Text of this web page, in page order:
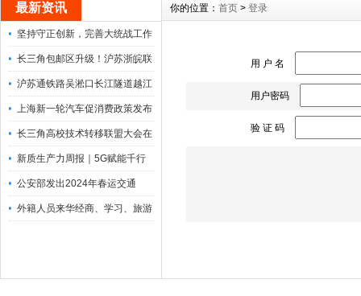
最新资讯
坚持守正创新，完善大统战工作
长三角包邮区升级！沪苏浙皖联
沪苏通铁路吴淞口长江隧道越江
上海新一轮汽车促消费政策发布
长三角高校技术转移联盟大会在
新质生产力周报｜5G赋能千行
公安部发出2024年春运交通
外籍人员来华经商、学习、旅游
你的位置： 首页 > 登录
用 户 名
用户密码
验 证 码